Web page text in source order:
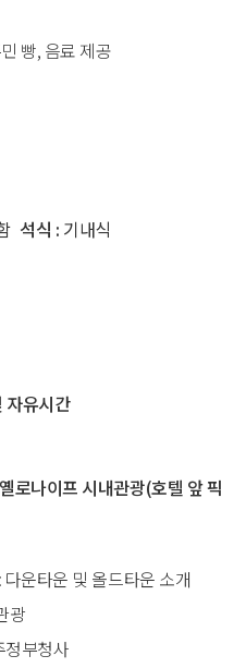
빵, 음료 제공
석식 : 기내식
자유시간
로나이프 시내관광(호텔 앞 픽
운타운 및 올드타운 소개
광
정부청사